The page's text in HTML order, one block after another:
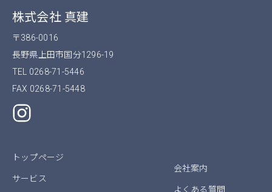
株式会社 真建
〒386-0016
長野県上田市国分1296-19
TEL 0268-71-5446
FAX 0268-71-5448
トップページ
サービス
会社案内
よくある質問